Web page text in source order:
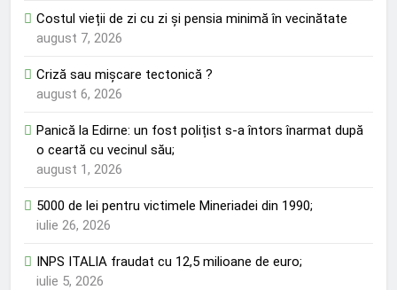
Costul vieții de zi cu zi și pensia minimă în vecinătate
august 7, 2026
Criză sau mișcare tectonică ?
august 6, 2026
Panică la Edirne: un fost polițist s-a întors înarmat după
o ceartă cu vecinul său;
august 1, 2026
5000 de lei pentru victimele Mineriadei din 1990;
iulie 26, 2026
INPS ITALIA fraudat cu 12,5 milioane de euro;
iulie 5, 2026